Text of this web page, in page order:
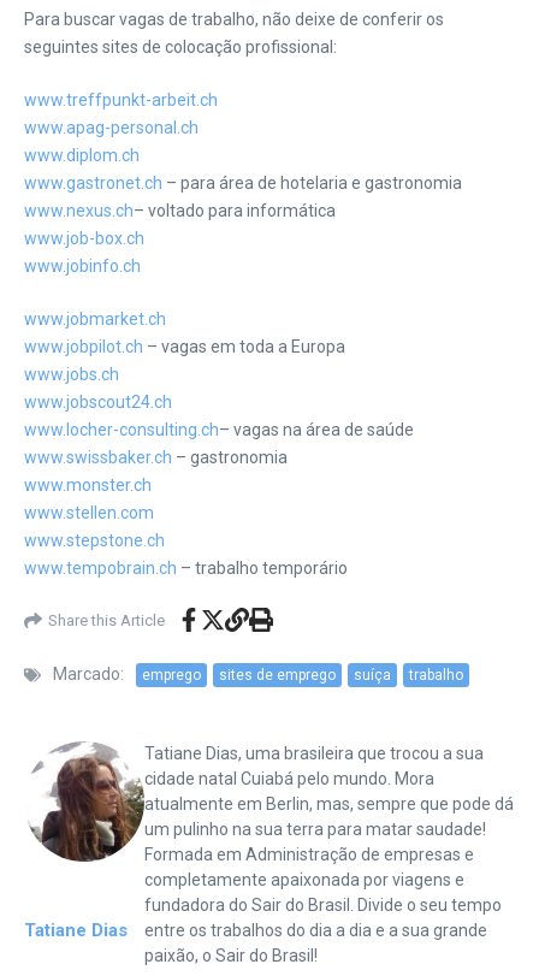
Para buscar vagas de trabalho, não deixe de conferir os
seguintes sites de colocação profissional:
www.treffpunkt-arbeit.ch
www.apag-personal.ch
www.diplom.ch
www.gastronet.ch – para área de hotelaria e gastronomia
www.nexus.ch– voltado para informática
www.job-box.ch
www.jobinfo.ch
www.jobmarket.ch
www.jobpilot.ch – vagas em toda a Europa
www.jobs.ch
www.jobscout24.ch
www.locher-consulting.ch– vagas na área de saúde
www.swissbaker.ch – gastronomia
www.monster.ch
www.stellen.com
www.stepstone.ch
www.tempobrain.ch – trabalho temporário
Share this Article
Marcado: emprego sites de emprego suíça trabalho
Tatiane Dias
Tatiane Dias, uma brasileira que trocou a sua
cidade natal Cuiabá pelo mundo. Mora
atualmente em Berlin, mas, sempre que pode dá
um pulinho na sua terra para matar saudade!
Formada em Administração de empresas e
completamente apaixonada por viagens e
fundadora do Sair do Brasil. Divide o seu tempo
entre os trabalhos do dia a dia e a sua grande
paixão, o Sair do Brasil!